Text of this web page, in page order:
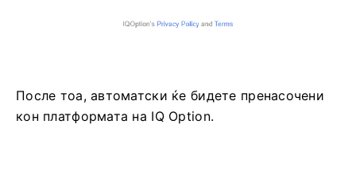
После тоа, автоматски ќе бидете пренасочени
кон платформата на IQ Option.